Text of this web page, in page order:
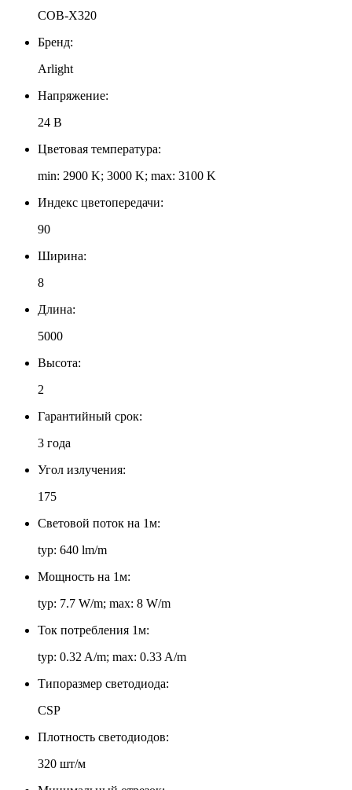
COB-X320
Бренд:
Arlight
Напряжение:
24 В
Цветовая температура:
min: 2900 K; 3000 K; max: 3100 K
Индекс цветопередачи:
90
Ширина:
8
Длина:
5000
Высота:
2
Гарантийный срок:
3 года
Угол излучения:
175
Световой поток на 1м:
typ: 640 lm/m
Мощность на 1м:
typ: 7.7 W/m; max: 8 W/m
Ток потребления 1м:
typ: 0.32 A/m; max: 0.33 A/m
Типоразмер светодиода:
CSP
Плотность светодиодов:
320 шт/м